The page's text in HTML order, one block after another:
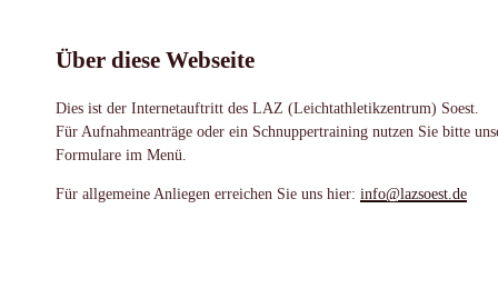
Über diese Webseite
Dies ist der Internetauftritt des LAZ (Leichtathletikzentrum) Soest.
Für Aufnahmeanträge oder ein Schnuppertraining nutzen Sie bitte
Formulare im Menü.
Für allgemeine Anliegen erreichen Sie uns hier: info@lazsoest.de